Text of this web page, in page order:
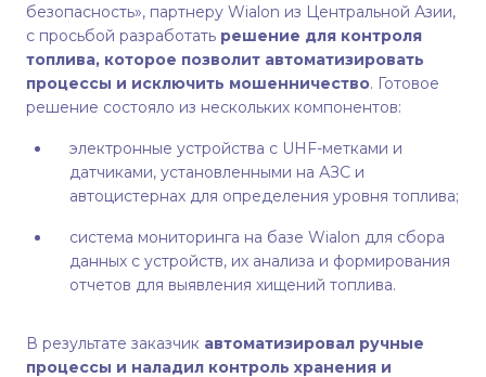
безопасность», партнеру Wialon из Центральной Азии,
с просьбой разработать решение для контроля
топлива, которое позволит автоматизировать
процессы и исключить мошенничество. Готовое
решение состояло из нескольких компонентов:
электронные устройства с UHF-метками и
датчиками, установленными на АЗС и
автоцистернах для определения уровня топлива;
система мониторинга на базе Wialon для сбора
данных с устройств, их анализа и формирования
отчетов для выявления хищений топлива.
В результате заказчик автоматизировал ручные
процессы и наладил контроль хранения и